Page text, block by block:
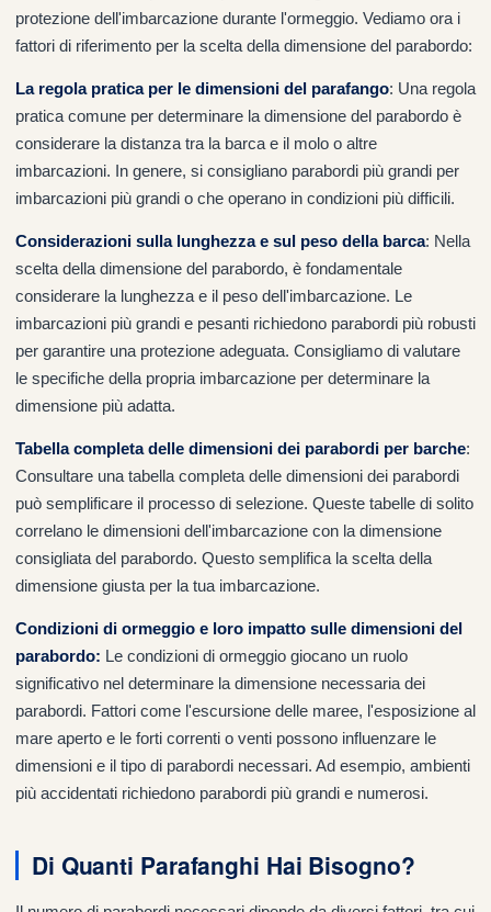
protezione dell'imbarcazione durante l'ormeggio. Vediamo ora i
fattori di riferimento per la scelta della dimensione del parabordo:
La regola pratica per le dimensioni del parafango: Una regola
pratica comune per determinare la dimensione del parabordo è
considerare la distanza tra la barca e il molo o altre
imbarcazioni. In genere, si consigliano parabordi più grandi per
imbarcazioni più grandi o che operano in condizioni più difficili.
Considerazioni sulla lunghezza e sul peso della barca: Nella
scelta della dimensione del parabordo, è fondamentale
considerare la lunghezza e il peso dell'imbarcazione. Le
imbarcazioni più grandi e pesanti richiedono parabordi più robusti
per garantire una protezione adeguata. Consigliamo di valutare
le specifiche della propria imbarcazione per determinare la
dimensione più adatta.
Tabella completa delle dimensioni dei parabordi per barche:
Consultare una tabella completa delle dimensioni dei parabordi
può semplificare il processo di selezione. Queste tabelle di solito
correlano le dimensioni dell'imbarcazione con la dimensione
consigliata del parabordo. Questo semplifica la scelta della
dimensione giusta per la tua imbarcazione.
Condizioni di ormeggio e loro impatto sulle dimensioni del
parabordo: Le condizioni di ormeggio giocano un ruolo
significativo nel determinare la dimensione necessaria dei
parabordi. Fattori come l'escursione delle maree, l'esposizione al
mare aperto e le forti correnti o venti possono influenzare le
dimensioni e il tipo di parabordi necessari. Ad esempio, ambienti
più accidentati richiedono parabordi più grandi e numerosi.
Di Quanti Parafanghi Hai Bisogno?